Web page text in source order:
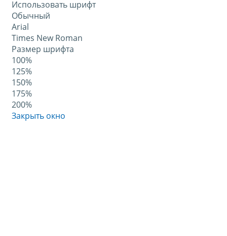
Использовать шрифт
Обычный
Arial
Times New Roman
Размер шрифта
100%
125%
150%
175%
200%
Закрыть окно